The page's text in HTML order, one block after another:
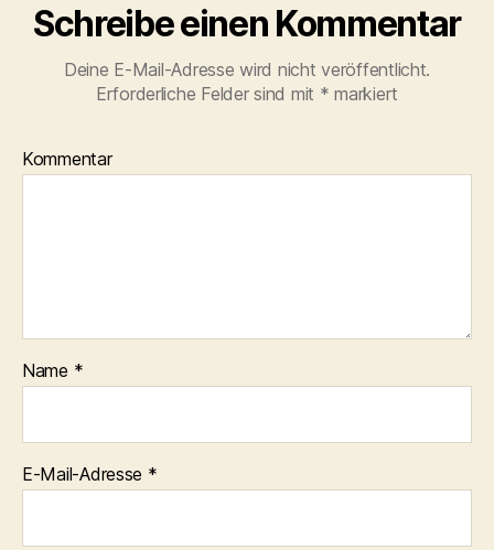
Schreibe einen Kommentar
Deine E-Mail-Adresse wird nicht veröffentlicht.
Erforderliche Felder sind mit * markiert
Kommentar
Name *
E-Mail-Adresse *